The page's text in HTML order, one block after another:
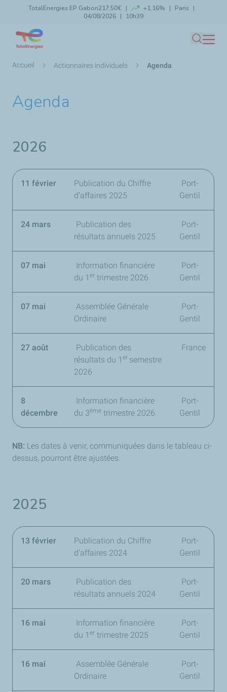
Aller
TotalEnergies EP Gabon217,50€ +1,16%
Paris
04/08/2026
10h39
Lancer la recherche
Fil
Accueil Actionnaires individuels Agenda
Agenda
2026
11 février
Publication du Chiffre
d’affaires 2025
Port-
Gentil
24 mars
Publication des
résultats annuels 2025
Port-
Gentil
07 mai
Information financière
du 1 er trimestre 2026
Port-
Gentil
07 mai
Assemblée Générale
Ordinaire
Port-
Gentil
27 août
Publication des
résultats du 1 er semestre
2026
France
8
décembre
Information financière
du 3ème trimestre 2026
Port-
Gentil
NB: Les dates à venir, communiquées dans le tableau ci-
dessus, pourront être ajustées.
2025
13 février
Publication du Chiffre
d’affaires 2024
Port-
Gentil
20 mars
Publication des
résultats annuels 2024
Port-
Gentil
16 mai
Information financière
du 1 er trimestre 2025
Port-
Gentil
16 mai
Assemblée Générale
Ordinaire
Port-
Gentil